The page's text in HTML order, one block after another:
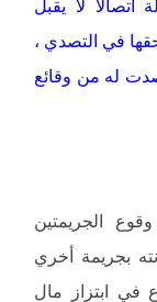
اتصالا لا يقبل
في التصدي ،
له من وقائع
الجريمتين
بجريمة أخري
ابتزاز مال